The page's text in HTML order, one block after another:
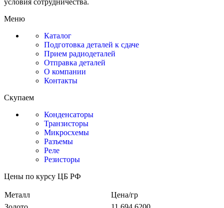
условия сотрудничества.
Меню
Каталог
Подготовка деталей к сдаче
Прием радиодеталей
Отправка деталей
О компании
Контакты
Скупаем
Конденсаторы
Транзисторы
Микросхемы
Разъемы
Реле
Резисторы
Цены по курсу ЦБ РФ
Металл
Цена/гр